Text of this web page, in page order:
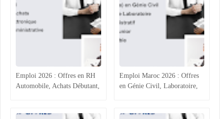
Emploi 2026 : Offres en RH
Automobile, Achats Débutant,
Emploi Maroc 2026 : Offres
en Génie Civil, Laboratoire,